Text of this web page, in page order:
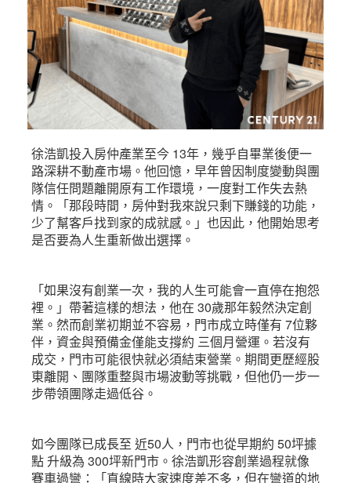
徐浩凱投入房仲產業至今 13年，幾乎自畢業後便一
路深耕不動產市場。他回憶，早年曾因制度變動與團
隊信任問題離開原有工作環境，一度對工作失去熱
情。「那段時間，房仲對我來說只剩下賺錢的功能，
少了幫客戶找到家的成就感。」也因此，他開始思考
是否要為人生重新做出選擇。
「如果沒有創業一次，我的人生可能會一直停在抱怨
裡。」帶著這樣的想法，他在 30歲那年毅然決定創
業。然而創業初期並不容易，門市成立時僅有 7位夥
伴，資金與預備金僅能支撐約 三個月營運。若沒有
成交，門市可能很快就必須結束營業。期間更歷經股
東離開、團隊重整與市場波動等挑戰，但他仍一步一
步帶領團隊走過低谷。
如今團隊已成長至 近50人，門市也從早期約 50坪據
點 升級為 300坪新門市。徐浩凱形容創業過程就像
賽車過彎：「直線時大家速度差不多，但在彎道的地